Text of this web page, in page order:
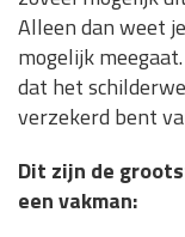
Alleen dan weet
mogelijk
dat het
verzekerd bent
Dit zijn de
een vakman: